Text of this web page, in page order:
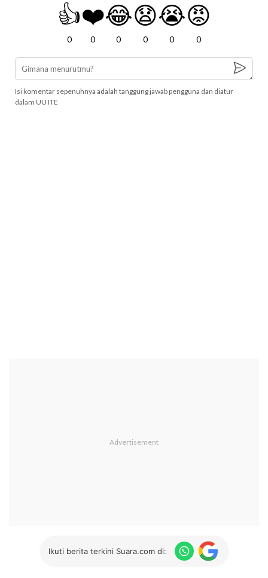
👍
0
❤️
0
😂
0
😧
0
😭
0
😡
0
Isi komentar sepenuhnya adalah tanggung jawab pengguna dan diatur
dalam UU ITE
Ikuti berita terkini Suara.com di: